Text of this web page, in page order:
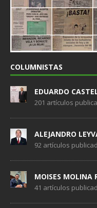
COLUMNISTAS
EDUARDO
201 artículos
ALEJANDRO
92 artículos
MOISES MOLINA
41 artículos